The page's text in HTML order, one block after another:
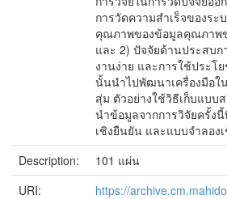
การวัดความสำเร็จของร
คุณภาพของข้อมูลคุณภาพ
และ 2) ปัจจัยด้านประสบ
งานง่าย และการใช้ประโ
นั้นนำไปพัฒนาเครื่องมือใ
สุ่ม ตัวอย่างใช้วิธีเก็บแบ
นำข้อมูลจากการวิจัยครั้ง
เชิงยืนยัน และแบบจำลอง
Description:
101 แผ่น
URI:
https://